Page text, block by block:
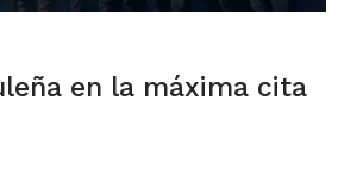
en la máxima cita